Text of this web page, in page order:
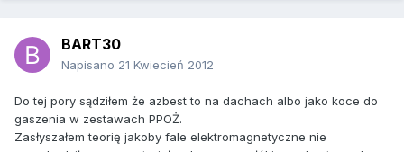
BART30
Napisano 21 Kwiecień 2012
Do tej pory sądziłem że azbest to na dachach albo jako koce do
gaszenia w zestawach PPOŻ.
Zasłyszałem teorię jakoby fale elektromagnetyczne nie